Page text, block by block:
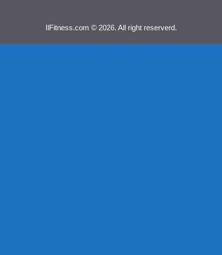
IlFitness.com © 2026. All right reserverd.